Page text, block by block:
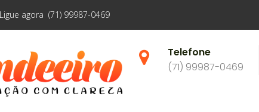
Ligue agora (71) 99987-0469
Telefone
(71) 99987-0469